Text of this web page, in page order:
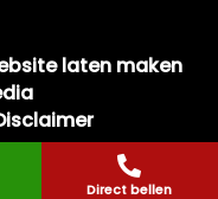
laten maken

Direct bellen